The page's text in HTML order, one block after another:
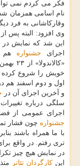
فكر می كردم نمی
نام اسامی همزمان
وقاركاشانی به فرد
وی افزود: البته پس
این شد كه نمایش
اجرای جشنواره هم
«كالاندولا» از ۲۳ بهمن ماه در
خویش را شروع كرده
اول و دوم اسفند هم
و آخرین اجرای آن در
سلگی درباره
اجرای عمومی از
جشنواره چون فشار
با ما همراه باشند
تری رفتم. در واقع
در نمایش هیچ چیز
اینكارگردان تئاتر